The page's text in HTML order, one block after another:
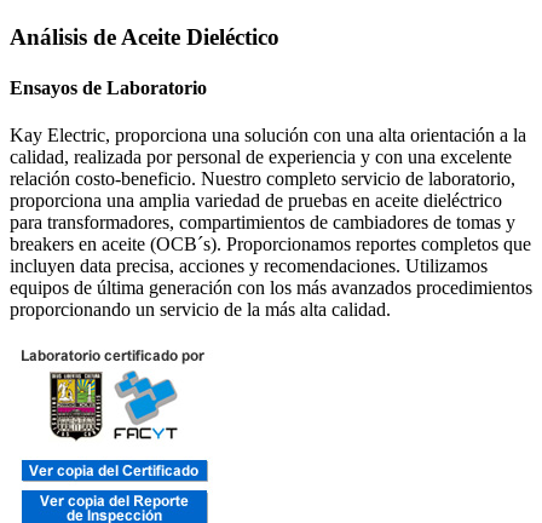
Análisis de Aceite Dieléctico
Ensayos de Laboratorio
Kay Electric, proporciona una solución con una alta orientación a la
calidad, realizada por personal de experiencia y con una excelente
relación costo-beneficio. Nuestro completo servicio de laboratorio,
proporciona una amplia variedad de pruebas en aceite dieléctrico
para transformadores, compartimientos de cambiadores de tomas y
breakers en aceite (OCB´s). Proporcionamos reportes completos que
incluyen data precisa, acciones y recomendaciones. Utilizamos
equipos de última generación con los más avanzados procedimientos
proporcionando un servicio de la más alta calidad.